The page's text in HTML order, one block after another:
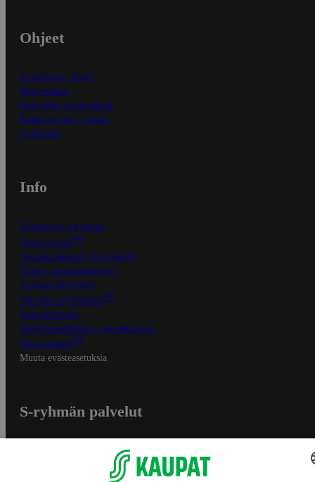
Ohjeet
Ensitilaajan ohjeet
Näin maksat
Näin tilaat ja muokkaat
Kaikki ohjeet ja vinkit
In English
Info
S-Business yrityksille
Oiva-raportit
Osuuskauppojen yhteystiedot
Tilaus- ja toimitusehdot
Tietosuojakäytäntö
Palvelun käyttöehdot
Saavutettavuus
Mobiilisovelluksen saavutettavuus
Mainostajalle
Muuta evästeasetuksia
S-ryhmän palvelut